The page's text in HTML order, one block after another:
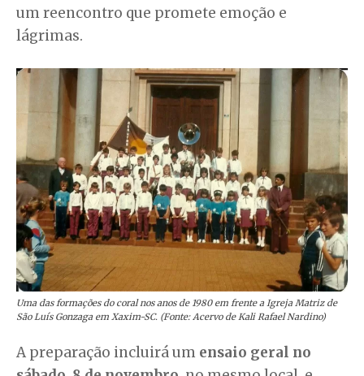
um reencontro que promete emoção e
lágrimas.
Uma das formações do coral nos anos de 1980 em frente a Igreja Matriz de
São Luís Gonzaga em Xaxim-SC. (Fonte: Acervo de Kali Rafael Nardino)
A preparação incluirá um ensaio geral no